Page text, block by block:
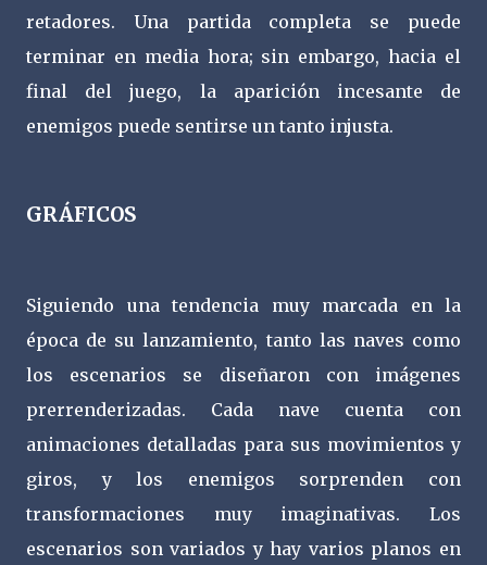
retadores. Una partida completa se puede
terminar en media hora; sin embargo, hacia el
final del juego, la aparición incesante de
enemigos puede sentirse un tanto injusta.
GRÁFICOS
Siguiendo una tendencia muy marcada en la
época de su lanzamiento, tanto las naves como
los escenarios se diseñaron con imágenes
prerrenderizadas. Cada nave cuenta con
animaciones detalladas para sus movimientos y
giros, y los enemigos sorprenden con
transformaciones muy imaginativas. Los
escenarios son variados y hay varios planos en